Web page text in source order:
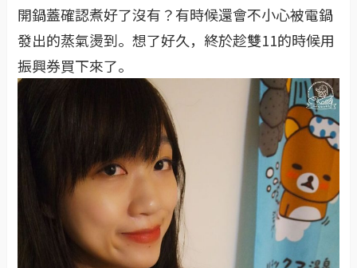
開鍋蓋確認煮好了沒有？有時候還會不小心被電鍋
發出的蒸氣燙到。想了好久，終於趁雙11的時候用
振興券買下來了。